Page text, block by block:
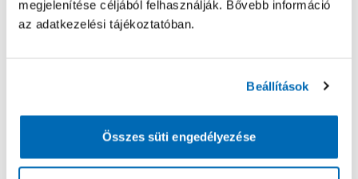
megjelenítése céljából felhasználják. Bővebb információ
az adatkezelési tájékoztatóban.
Beállítások
Összes süti engedélyezése